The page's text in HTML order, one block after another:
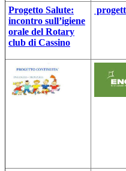
Progetto Salute:
incontro sull’igiene
orale del Rotary
club di Cassino